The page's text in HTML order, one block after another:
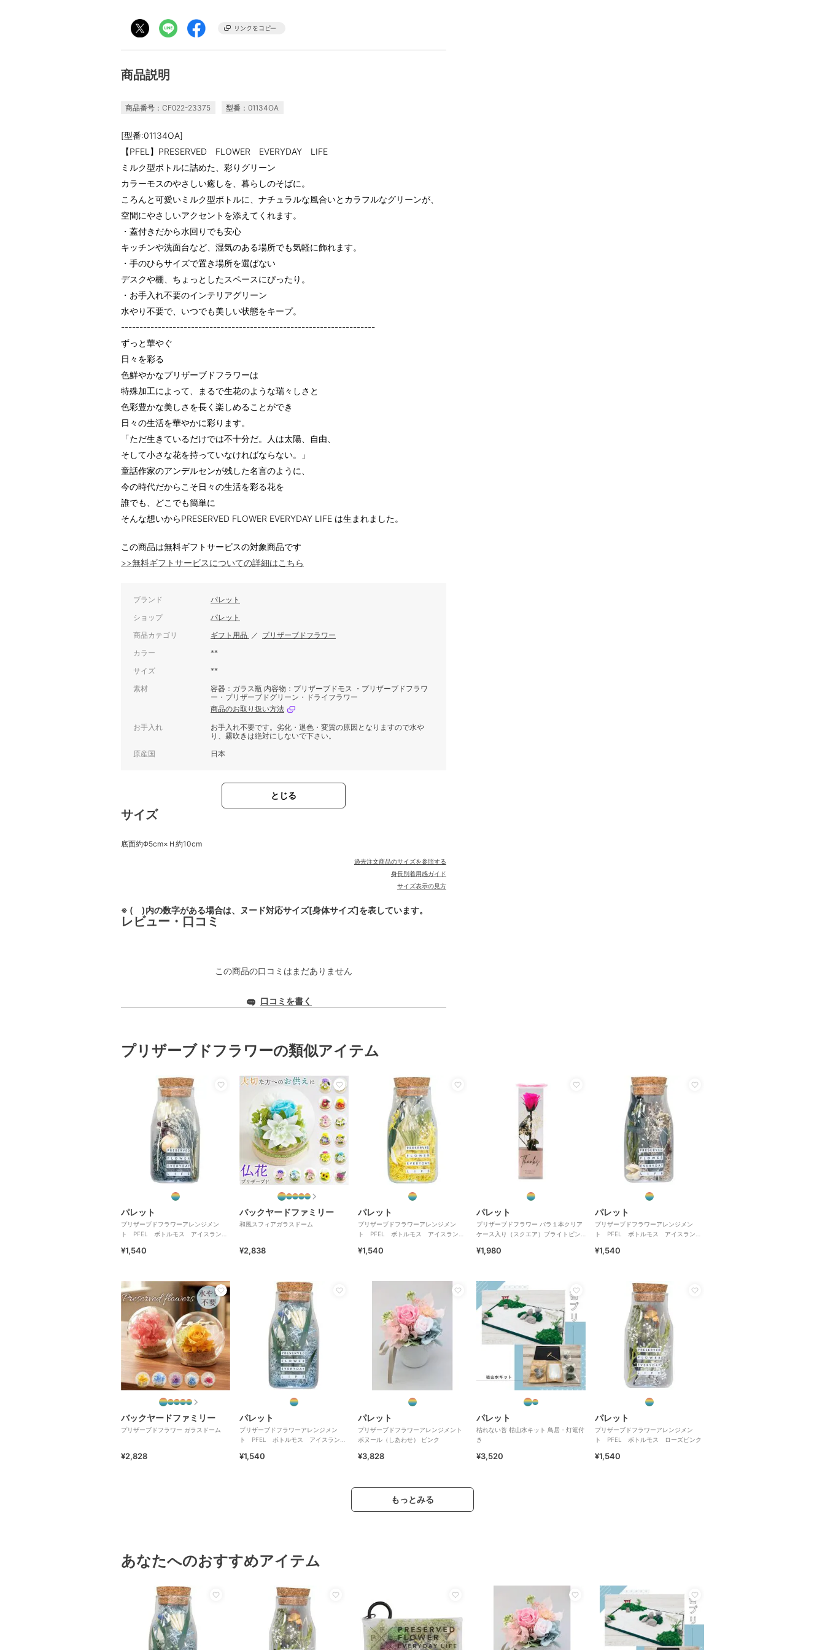
商品説明
商品番号：CF022-23375 型番：01134OA
[型番:01134OA]
【PFEL】PRESERVED FLOWER EVERYDAY LIFE
ミルク型ボトルに詰めた、彩りグリーン
カラーモスのやさしい癒しを、暮らしのそばに。
ころんと可愛いミルク型ボトルに、ナチュラルな風合いとカラフルなグリーンが、
空間にやさしいアクセントを添えてくれます。
・蓋付きだから水回りでも安心
キッチンや洗面台など、湿気のある場所でも気軽に飾れます。
・手のひらサイズで置き場所を選ばない
デスクや棚、ちょっとしたスペースにぴったり。
・お手入れ不要のインテリアグリーン
水やり不要で、いつでも美しい状態をキープ。
---------------------------------------------------------------------
ずっと華やぐ
日々を彩る
色鮮やかなプリザーブドフラワーは
特殊加工によって、まるで生花のような瑞々しさと
色彩豊かな美しさを長く楽しめることができ
日々の生活を華やかに彩ります。
「ただ生きているだけでは不十分だ。人は太陽、自由、
そして小さな花を持っていなければならない。」
童話作家のアンデルセンが残した名言のように、
今の時代だからこそ日々の生活を彩る花を
誰でも、どこでも簡単に
そんな想いからPRESERVED FLOWER EVERYDAY LIFE は生まれました。
この商品は無料ギフトサービスの対象商品です
>>無料ギフトサービスについての詳細はこちら
ブランド パレット
ショップ パレット
商品カテゴリ ギフト用品 ／ プリザーブドフラワー
カラー **
サイズ **
素材
容器：ガラス瓶 内容物：プリザーブドモス ・プリザーブドフラワ
ー・プリザーブドグリーン・ドライフラワー
商品のお取り扱い方法
お手入れ
お手入れ不要です。劣化・退色・変質の原因となりますので水や
り、霧吹きは絶対にしないで下さい。
原産国 日本
とじる
サイズ
底面約Φ5cm×Ｈ約10cm
過去注文商品のサイズを参照する
身長別着用感ガイド
サイズ表示の見方
※ ( )内の数字がある場合は、ヌード対応サイズ[身体サイズ]を表しています。
レビュー・口コミ
この商品の口コミはまだありません
口コミを書く
プリザーブドフラワーの類似アイテム
パレット
プリザーブドフラワーアレンジメン
ト PFEL ボトルモス アイスランド
¥1,540
バックヤードファミリー
和風スフィアガラスドーム
¥2,838
パレット
プリザーブドフラワーアレンジメン
ト PFEL ボトルモス アイスランド
¥1,540
パレット
プリザーブドフラワー バラ１本クリア
ケース入り（スクエア）ブライトピン
¥1,980
パレット
プリザーブドフラワーアレンジメン
ト PFEL ボトルモス アイスランド
¥1,540
バックヤードファミリー
プリザーブドフラワー ガラスドーム
¥2,828
パレット
プリザーブドフラワーアレンジメン
ト PFEL ボトルモス アイスランド
¥1,540
パレット
プリザーブドフラワーアレンジメント
ボヌール（しあわせ） ピンク
¥3,828
パレット
枯れない苔 枯山水キット 鳥居・灯篭付
き
¥3,520
パレット
プリザーブドフラワーアレンジメン
ト PFEL ボトルモス ローズピンク
¥1,540
もっとみる
あなたへのおすすめアイテム